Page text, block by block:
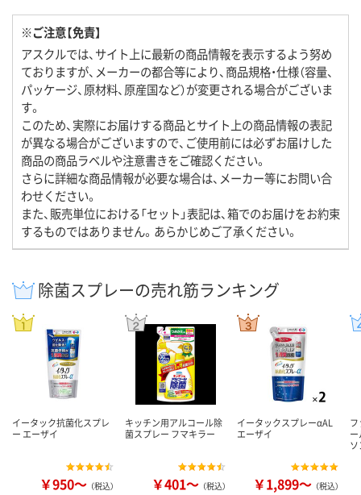
※ご注意【免責】
アスクルでは、サイト上に最新の商品情報を表示するよう努め
ておりますが、メーカーの都合等により、商品規格・仕様（容量、
パッケージ、原材料、原産国など）が変更される場合がございま
す。
このため、実際にお届けする商品とサイト上の商品情報の表記
が異なる場合がございますので、ご使用前には必ずお届けした
商品の商品ラベルや注意書きをご確認ください。
さらに詳細な商品情報が必要な場合は、メーカー等にお問い合
わせください。
また、販売単位における「セット」表記は、箱でのお届けをお約束
するものではありません。あらかじめご了承ください。
除菌スプレーの売れ筋ランキング
イータック抗菌化スプレ
ー エーザイ
￥950～ （税込）
キッチン用アルコール除
菌スプレー フマキラー
￥401～ （税込）
イータックスプレーαAL
エーザイ
￥1,899～ （税込）